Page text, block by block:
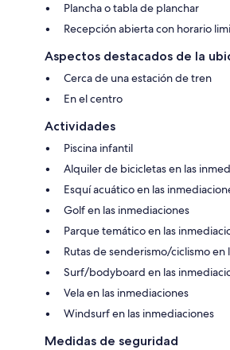
Plancha o tabla de planchar
Recepción abierta con horario
Aspectos destacados de la
Cerca de una estación de tren
En el centro
Actividades
Piscina infantil
Alquiler de bicicletas en las
Esquí acuático en las
Golf en las inmediaciones
Parque temático en las
Rutas de senderismo/ciclismo en
Surf/bodyboard en las
Vela en las inmediaciones
Windsurf en las inmediaciones
Medidas de seguridad